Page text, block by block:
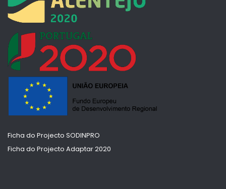
Ficha do Projecto SODINPRO
Ficha do Projecto Adaptar 2020